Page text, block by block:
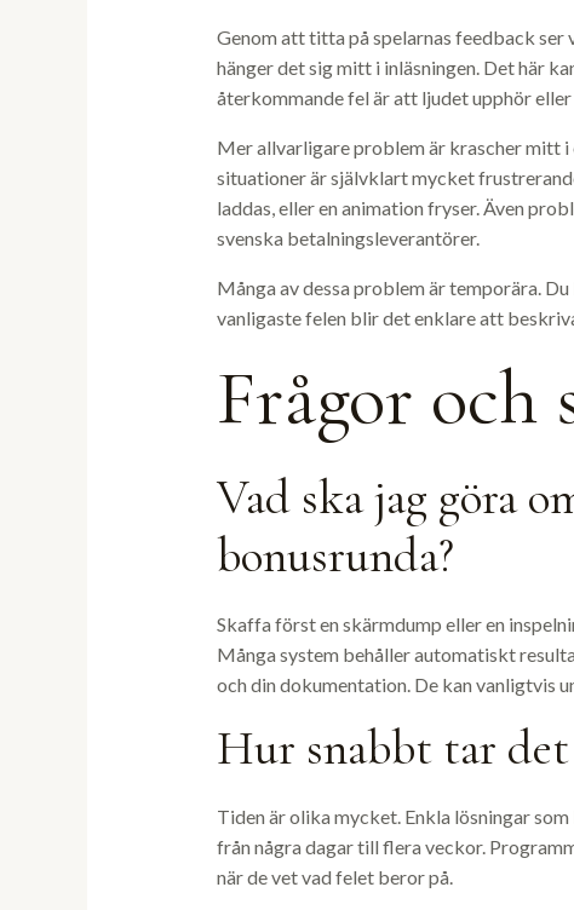
Genom att titta på spelarnas feedback ser
hänger det sig mitt i inläsningen. Det här
återkommande fel är att ljudet upphör
Mer allvarligare problem är krascher mitt i
situationer är självklart mycket
laddas, eller en animation fryser. Även
svenska betalningsleverantörer.
Många av dessa problem är temporära.
vanligaste felen blir det enklare att
Frågor och
Vad ska jag göra
bonusrunda?
Skaffa först en skärmdump eller en
Många system behåller automatiskt
och din dokumentation. De kan vanligtvis
Hur snabbt tar
Tiden är olika mycket. Enkla lösningar
från några dagar till flera veckor.
när de vet vad felet beror på.